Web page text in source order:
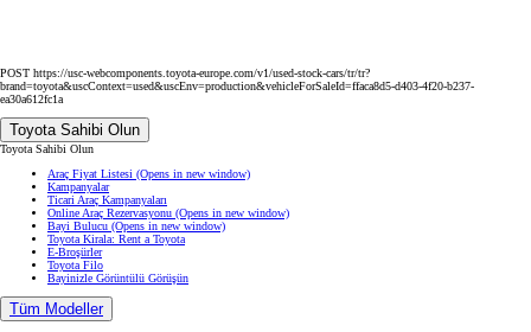
POST https://usc-webcomponents.toyota-europe.com/v1/used-stock-cars/tr/tr?
brand=toyota&uscContext=used&uscEnv=production&vehicleForSaleId=ffaca8d5-d403-4f20-b237-
ea30a612fc1a
Toyota Sahibi Olun
Toyota Sahibi Olun
Araç Fiyat Listesi (Opens in new window)
Kampanyalar
Ticari Araç Kampanyaları
Online Araç Rezervasyonu (Opens in new window)
Bayi Bulucu (Opens in new window)
Toyota Kirala: Rent a Toyota
E-Broşürler
Toyota Filo
Bayinizle Görüntülü Görüşün
Tüm Modeller